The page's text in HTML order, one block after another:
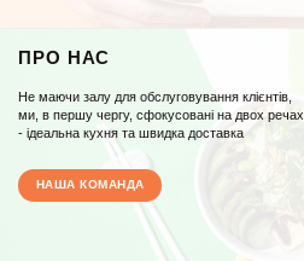
ПРО НАС
Не маючи залу для обслуговування клієнтів,
ми, в першу чергу, сфокусовані на двох речах
- ідеальна кухня та швидка доставка
НАША КОМАНДА